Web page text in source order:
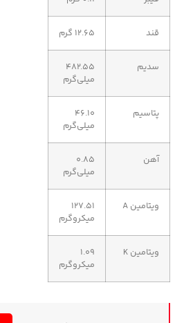
قند ۱۲.۶۵ گرم
سدیم
۴۸۲.۵۵
میلی‌گرم
پتاسیم
۴۶.۱۰
میلی‌گرم
آهن
۰.۸۵
میلی‌گرم
ویتامین A
۱۲۷.۵۱
میکروگرم
ویتامین K
۱.۰۹
میکروگرم